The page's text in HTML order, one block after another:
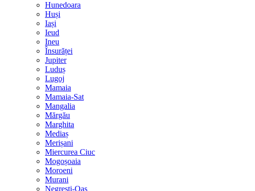
Hunedoara
Huși
Iași
Ieud
Ineu
Însurăței
Jupiter
Luduș
Lugoj
Mamaia
Mamaia-Sat
Mangalia
Mărgău
Marghita
Mediaș
Merișani
Miercurea Ciuc
Mogoșoaia
Moroeni
Murani
Negrești-Oaș